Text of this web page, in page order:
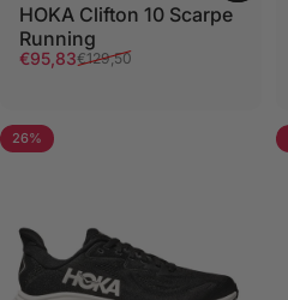
HOKA Clifton 10 Scarpe
Running
Prezzo scontato
€95,83
Prezzo di listino
€129,50
26%